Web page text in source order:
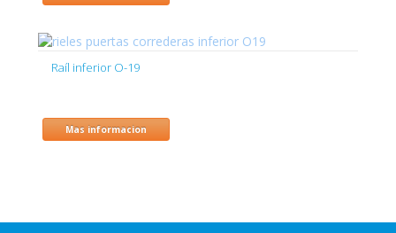
Raíl inferior O-19
Mas informacion